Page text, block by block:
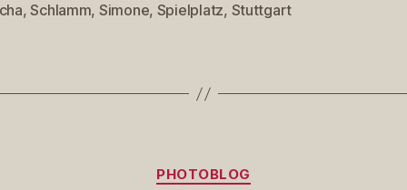
,Schlamm, Simone, Spielplatz, Stuttgart
Kategorien
PHOTOBLOG